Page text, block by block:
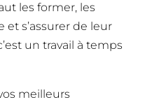
les former, les
s’assurer de leur
un travail à temps
meilleurs